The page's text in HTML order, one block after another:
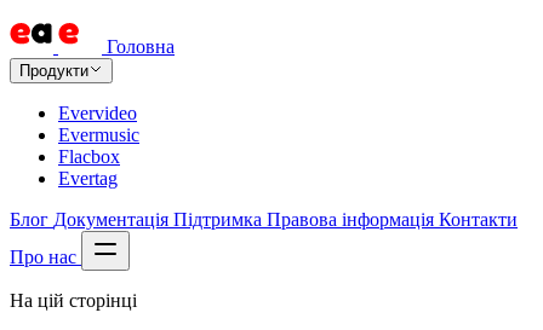
Головна
Продукти
Evervideo
Evermusic
Flacbox
Evertag
Блог Документація Підтримка Правова інформація Контакти
Про нас
На цій сторінці